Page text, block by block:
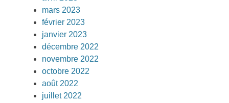
mars 2023
février 2023
janvier 2023
décembre 2022
novembre 2022
octobre 2022
août 2022
juillet 2022